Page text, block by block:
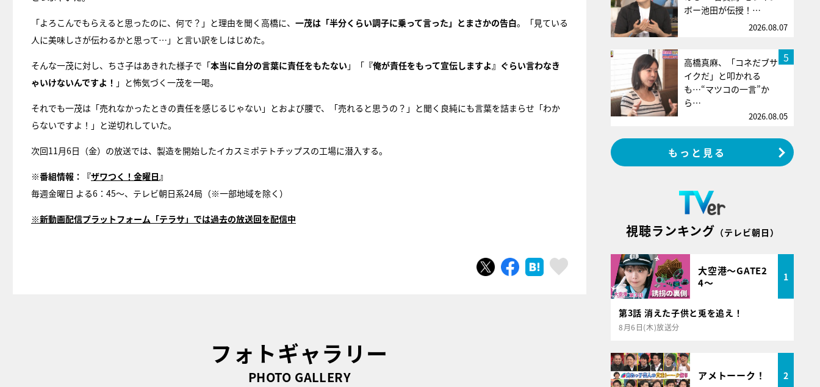
「よろこんでもらえると思ったのに、何で？」と理由を聞く高橋に、 一茂は「半分くらい調子に乗って言った」とまさかの告白。「見ている
人に美味しさが伝わるかと思って…」と言い訳をしはじめた。
そんな一茂に対し、ちさ子はあきれた様子で「本当に自分の言葉に責任をもたない 」「 『俺が責任をもって宣伝しますよ』ぐらい言わなき
ゃいけないんですよ！ 」と怖気づく一茂を一喝。
それでも一茂は「売れなかったときの責任を感じるじゃない」とおよび腰で、「売れると思うの？」と聞く良純にも言葉を詰まらせ「わか
らないですよ！」と逆切れしていた。
次回11月6日（金）の放送では、製造を開始したイカスミポテトチップスの工場に潜入する。
※番組情報：『ザワつく！金曜日』
毎週金曜日 よる6：45〜、テレビ朝日系24局（※一部地域を除く）
※新動画配信プラットフォーム「テラサ」では過去の放送回を配信中
ツイートシェア はてブ
フォトギャラリー
PHOTO GALLERY
ボー池田が伝授！…
2026.08.07
5
高橋真麻、「コネだブサ
イクだ」と叩かれる
も…“マツコの一言”か
ら…
2026.08.05
もっと見る
視聴ランキング （テレビ朝日）
大空港～GATE2
4～
1
第3話 消えた子供と兎を追え！
8月6日(木)放送分
アメトーーク！ 2